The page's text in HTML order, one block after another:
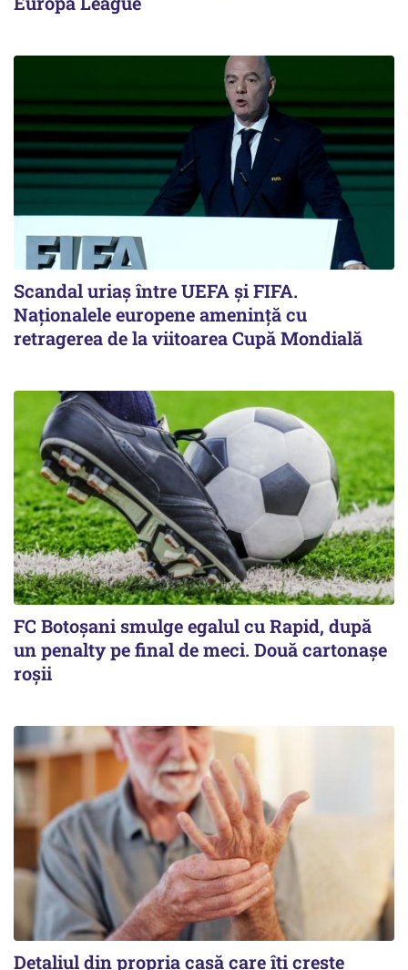
Scandal uriaş între UEFA şi FIFA.
Naţionalele europene ameninţă cu
retragerea de la viitoarea Cupă Mondială
FC Botoşani smulge egalul cu Rapid, după
un penalty pe final de meci. Două cartonaşe
roşii
Detaliul din propria casă care îți crește